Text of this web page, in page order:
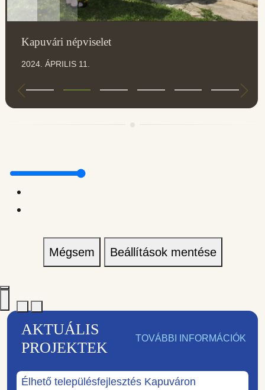
Kapuvári népviselet
2024. ÁPRILIS 11.
Mégsem Beállítások mentése
AKTUÁLIS
PROJEKTEK
TOVÁBBI INFORMÁCIÓK
Élhető településfejlesztés Kapuváron